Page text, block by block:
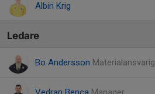
Albin Krig
Ledare
Bo Andersson Materialansvarig